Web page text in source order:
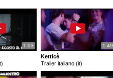
1:03 1:49
Ketticè
Trailer italiano (it)